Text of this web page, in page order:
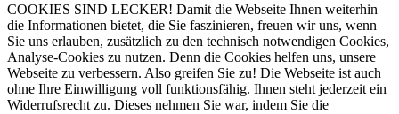
COOKIES SIND LECKER! Damit die Webseite Ihnen weiterhin
die Informationen bietet, die Sie faszinieren, freuen wir uns, wenn
Sie uns erlauben, zusätzlich zu den technisch notwendigen Cookies,
Analyse-Cookies zu nutzen. Denn die Cookies helfen uns, unsere
Webseite zu verbessern. Also greifen Sie zu! Die Webseite ist auch
ohne Ihre Einwilligung voll funktionsfähig. Ihnen steht jederzeit ein
Widerrufsrecht zu. Dieses nehmen Sie war, indem Sie die